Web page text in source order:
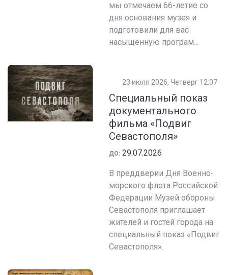
мы отмечаем 66-летие со
дня основания музея и
подготовили для вас
насыщенную програм...
23 июля 2026, Четверг 12:07
Специальный показ
документального
фильма «Подвиг
Севастополя»
ДО: 29.07.2026
В преддверии Дня Военно-
морского флота Российской
Федерации Музей обороны
Севастополя приглашает
жителей и гостей города на
специальный показ «Подвиг
Севастополя».